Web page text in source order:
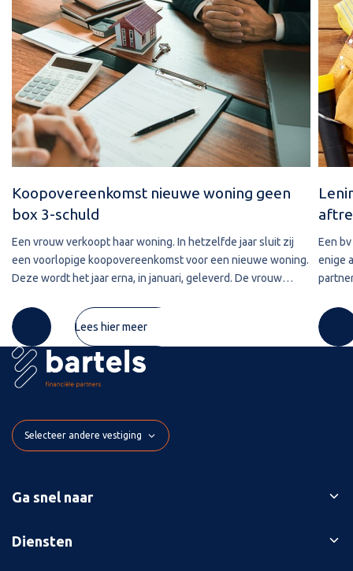
Koopovereenkomst nieuwe woning geen
box 3-schuld
Een vrouw verkoopt haar woning. In hetzelfde jaar sluit zij
een voorlopige koopovereenkomst voor een nieuwe woning.
Deze wordt het jaar erna, in januari, geleverd. De vrouw
derdengeldrekening van
Lees hier meer
Een
enige
Selecteer andere vestiging
Ga snel naar
Ons verhaal
Diensten